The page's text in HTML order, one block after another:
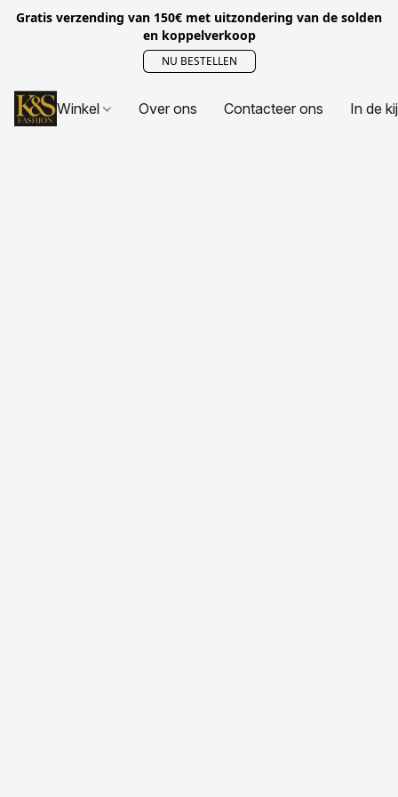
Gratis verzending van 150€ met uitzondering van de solden
en koppelverkoop
NU BESTELLEN
Winkel Over ons Contacteer ons In de